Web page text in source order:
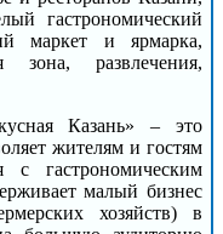
гастрономический
маркет и ярмарка,
зона, развлечения,
Казань» – это
жителям и гостям
с гастрономическим
малый бизнес
хозяйств) в